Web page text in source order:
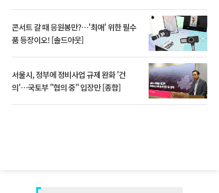
콘서트 갈 때 응원봉만?⋯'최애' 위한 필수
품 등장이오! [솔드아웃]
서울시, 정부에 정비사업 규제 완화 '건
의'⋯국토부 "협의 중" 입장만 [종합]